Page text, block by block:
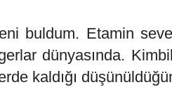
buldum. Etamin
dünyasında.
kaldığı